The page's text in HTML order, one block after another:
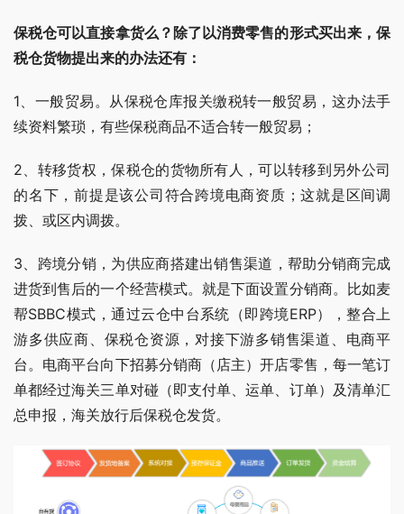
保税仓可以直接拿货么？除了以消费零售的形式买出来，保
税仓货物提出来的办法还有：
1、一般贸易。从保税仓库报关缴税转一般贸易，这办法手
续资料繁琐，有些保税商品不适合转一般贸易；
2、转移货权，保税仓的货物所有人，可以转移到另外公司
的名下，前提是该公司符合跨境电商资质；这就是区间调
拨、或区内调拨。
3、跨境分销，为供应商搭建出销售渠道，帮助分销商完成
进货到售后的一个经营模式。就是下面设置分销商。比如麦
帮SBBC模式，通过云仓中台系统（即跨境ERP），整合上
游多供应商、保税仓资源，对接下游多销售渠道、电商平
台。电商平台向下招募分销商（店主）开店零售，每一笔订
单都经过海关三单对碰（即支付单、运单、订单）及清单汇
总申报，海关放行后保税仓发货。